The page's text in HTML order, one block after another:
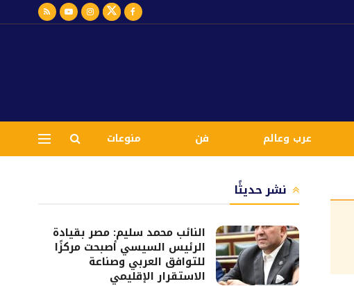
عرب وعالم فن منوعات
نشر حديثًا
النائب محمد سليم: مصر بقيادة
الرئيس السيسي أصبحت مركزًا
للتوافق العربي وصناعة
الاستقرار الإقليمي